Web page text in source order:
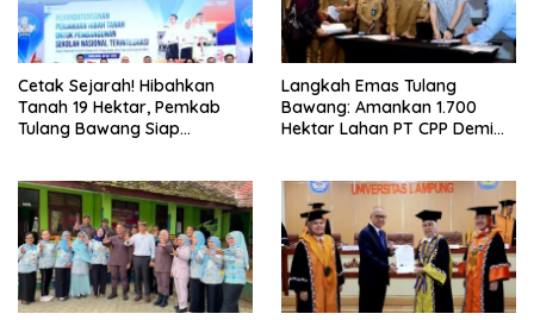
Cetak Sejarah! Hibahkan
Tanah 19 Hektar, Pemkab
Tulang Bawang Siap
Lampung
Langkah Emas Tulang
Bawang: Amankan 1.700
Hektar Lahan PT CPP Demi